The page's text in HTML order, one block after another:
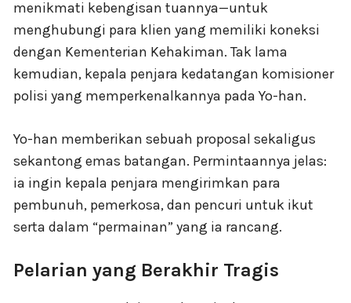
menikmati kebengisan tuannya—untuk
menghubungi para klien yang memiliki koneksi
dengan Kementerian Kehakiman. Tak lama
kemudian, kepala penjara kedatangan komisioner
polisi yang memperkenalkannya pada Yo-han.
Yo-han memberikan sebuah proposal sekaligus
sekantong emas batangan. Permintaannya jelas:
ia ingin kepala penjara mengirimkan para
pembunuh, pemerkosa, dan pencuri untuk ikut
serta dalam “permainan” yang ia rancang.
Pelarian yang Berakhir Tragis